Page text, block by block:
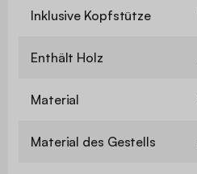
Inklusive Kopfstütze
Enthält Holz
Material
Material des Gestells